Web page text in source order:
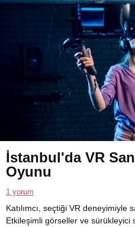
İstanbul'da VR
Oyunu
1 yorum
Katılımcı, seçtiği VR deneyimiyle
Etkileşimli görseller ve sürükleyici